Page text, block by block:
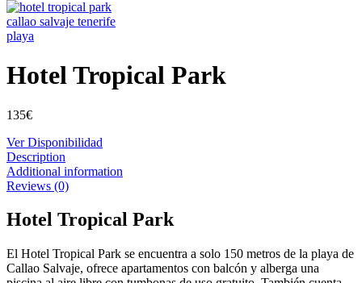
Hotel Tropical Park
135€
Ver Disponibilidad
Description
Additional information
Reviews (0)
Hotel Tropical Park
El Hotel Tropical Park se encuentra a solo 150 metros de la playa de
Callao Salvaje, ofrece apartamentos con balcón y alberga una